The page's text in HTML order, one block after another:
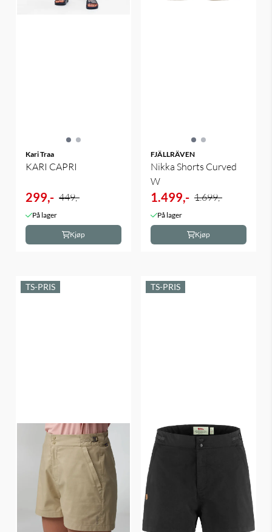
Kari Traa
KARI CAPRI
299,- 449,-
På lager
Kjøp
FJÄLLRÄVEN
Nikka Shorts Curved
W
1.499,- 1.699,-
På lager
Kjøp